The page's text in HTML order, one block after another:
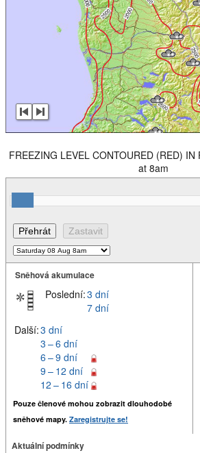
FREEZING LEVEL CONTOURED (RED)
at 8am
Sněhová akumulace
Poslední:3 dní
7 dní
Další:3 dní
3 – 6 dní
6 – 9 dní
9 – 12 dní
12 – 16 dní
Pouze členové mohou zobrazit dlouhodobé
sněhové mapy. Zaregistrujte se!
Aktuální podmínky